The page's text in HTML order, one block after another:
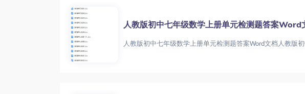
人教版初中七年级数学上册单元检测题答案Word